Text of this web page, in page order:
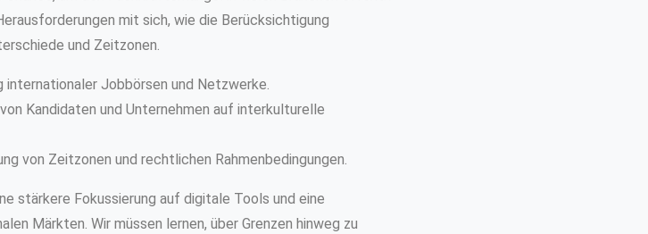
mit sich, wie die Berücksichtigung
und Zeitzonen.
internationaler Jobbörsen und Netzwerke.
Kandidaten und Unternehmen auf interkulturelle
von Zeitzonen und rechtlichen Rahmenbedingungen.
stärkere Fokussierung auf digitale Tools und eine
Märkten. Wir müssen lernen, über Grenzen hinweg zu